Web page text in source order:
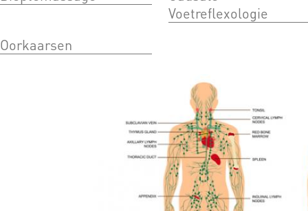
U BENT HIER
Voetreflexologie
Oorkaarsen